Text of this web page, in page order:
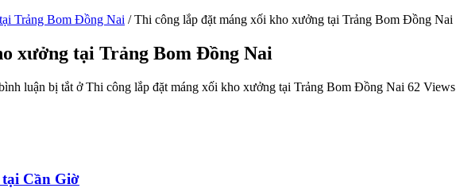
Trảng Bom Đồng Nai / Thi công lắp đặt máng xối kho xưởng tại Trảng Bom Đồng Nai
xưởng tại Trảng Bom Đồng Nai
luận bị tắt ở Thi công lắp đặt máng xối kho xưởng tại Trảng Bom Đồng Nai 62 Views
tại Cần Giờ